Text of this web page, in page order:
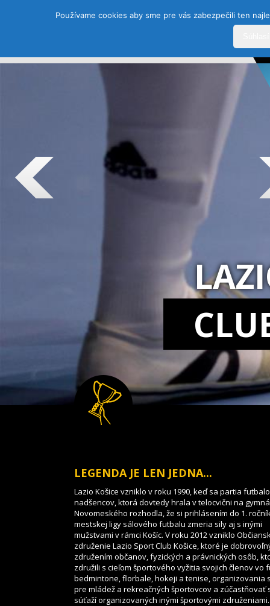
LEGENDA JE LEN JEDNA...
Lazio Košice vzniklo v roku 1990, keď sa partia
nadšencov, ktorá dovtedy hrala v telocvični na
Novomeského rozhodla, že si prihlásením do 1.
mestskej ligy sálového futbalu zmeria sily aj s inými
mužstvami v rámci Košíc. V roku 2012 vzniklo
združenie Lazio Sport Club Košice, ktoré je
združením občanov, fyzických a právnických osôb,
združili s cieľom športového vyžitia svojich členov vo
bedmintone, florbale, hokeji a tenise, organizovania
pre mládež a rekreačných športovcov a zúčastňovať
súťaží organizovaných inými športovými združeniami.
Používame cookies aby sme pre vás zabezpečili ten